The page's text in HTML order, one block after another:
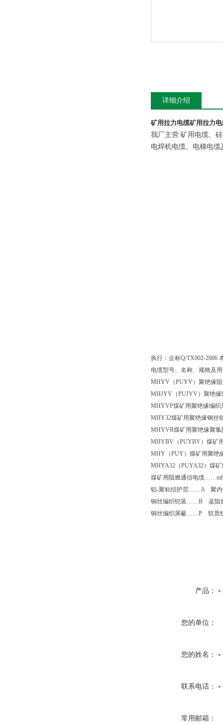
详细介绍
矿用拉力电缆矿用拉力
我厂主营:矿用电缆、
电焊机电缆、电梯电
执行：企标Q/TX002-2006
电缆型号、名称、规格及
MHYV （PUYV）聚绝缘
MHJYV （PUJYV）聚绝
MHYVP煤矿用聚绝缘编
MHY32煤矿用聚绝缘钢丝
MHYVR煤矿用聚绝缘聚
MHYBV （PUYBV）煤矿
MHY （PUY）煤矿用聚绝
MHYA32 （PUYA32）煤
煤矿用阻燃通信电缆……
铝-聚粘结护层……A聚内
铜丝编织铠装……B 蓝阻
铜丝编织屏蔽……P 软质
产品：
您的单位：
您的姓名：
联系电话：
常用邮箱：